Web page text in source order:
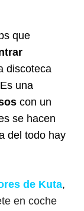
que
discoteca
una
con un
se hacen
del todo hay
de Kuta,
en coche